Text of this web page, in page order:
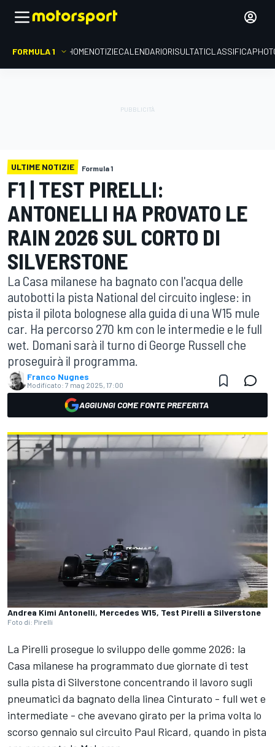
FORMULA 1 HOMENOTIZIECALENDARIORISULTATICLASSIFICA
ULTIME NOTIZIE Formula 1
F1 | TEST PIRELLI:
ANTONELLI HA PROVATO LE
RAIN 2026 SUL CORTO DI
SILVERSTONE
La Casa milanese ha bagnato con l'acqua delle
autobotti la pista National del circuito inglese: in
pista il pilota bolognese alla guida di una W15 mule
car. Ha percorso 270 km con le intermedie e le full
wet. Domani sarà il turno di George Russell che
proseguirà il programma.
Franco Nugnes
Modificato: 7 mag 2025, 17:00
AGGIUNGI COME FONTE PREFERITA
Andrea Kimi Antonelli, Mercedes W15, Test Pirelli a Silverstone
Foto di: Pirelli
La Pirelli prosegue lo sviluppo delle gomme 2026: la
Casa milanese ha programmato due giornate di test
sulla pista di Silverstone concentrando il lavoro sugli
pneumatici da bagnato della linea Cinturato - full wet e
intermediate - che avevano girato per la prima volta lo
scorso gennaio sul circuito Paul Ricard, quando in pista